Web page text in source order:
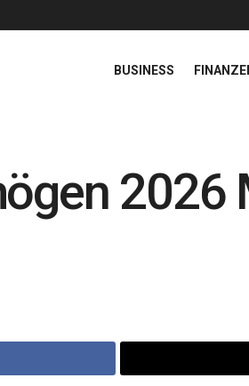
BUSINESS
2026